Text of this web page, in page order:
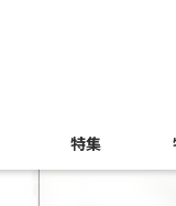
特集